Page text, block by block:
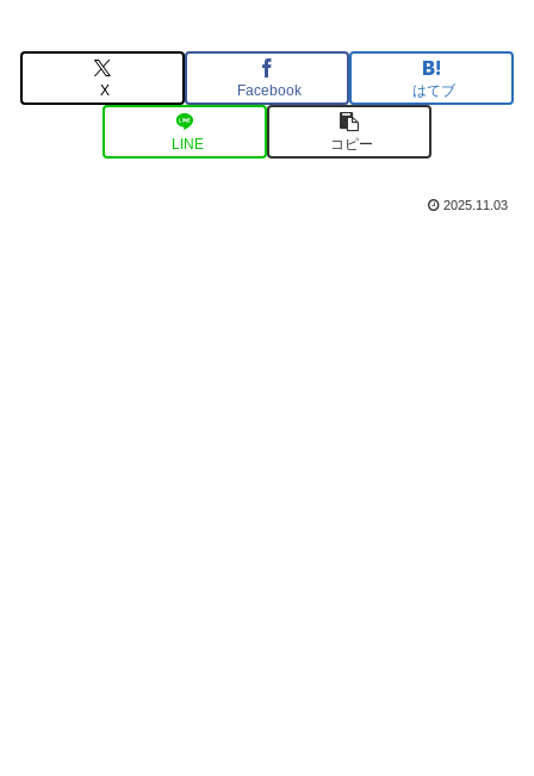
X Facebook はてブ
LINE コピー
2025.11.03